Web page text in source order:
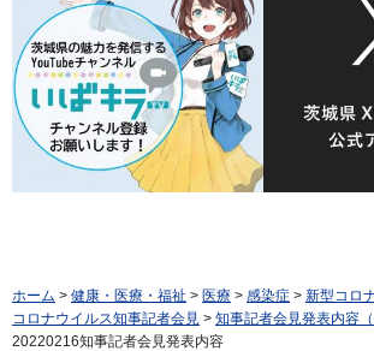
ホーム > 健康・医療・福祉 > 医療 > 感染症 > 新型コロ
コロナウイルス知事記者会見 > 知事記者会見発表内容（
20220216知事記者会見発表内容